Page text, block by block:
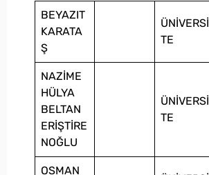
BEYAZIT
KARATA
Ş
ÜNİVERSİ
TE
NAZİME
HÜLYA
BELTAN
ERİŞTİRE
NOĞLU
ÜNİVERSİ
TE
OSMAN